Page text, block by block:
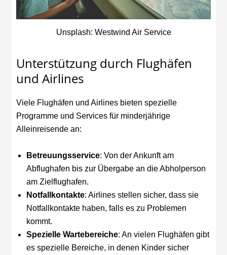
Unsplash: Westwind Air Service
Unterstützung durch Flughäfen
und Airlines
Viele Flughäfen und Airlines bieten spezielle
Programme und Services für minderjährige
Alleinreisende an:
Betreuungsservice: Von der Ankunft am
Abflughafen bis zur Übergabe an die Abholperson
am Zielflughafen.
Notfallkontakte: Airlines stellen sicher, dass sie
Notfallkontakte haben, falls es zu Problemen
kommt.
Spezielle Wartebereiche: An vielen Flughäfen gibt
es spezielle Bereiche, in denen Kinder sicher